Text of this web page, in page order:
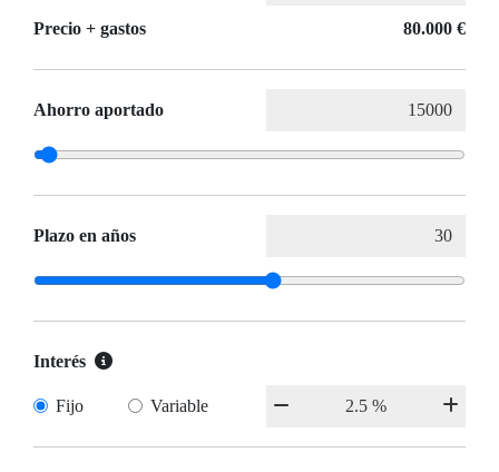
Precio + gastos 80.000 €
Ahorro aportado
Plazo en años
Interés
Fijo Variable